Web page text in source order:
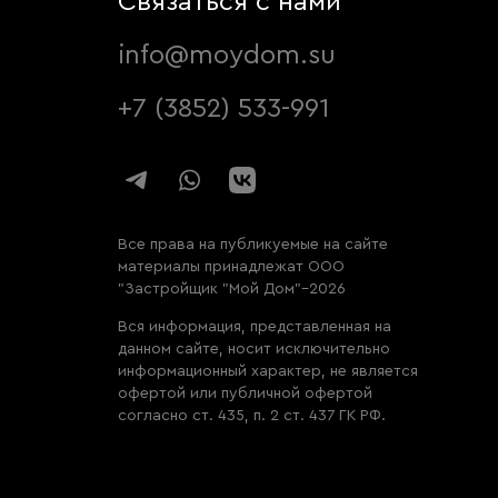
info@moydom.su
+7 (3852) 533-991
Все права на публикуемые на сайте
материалы принадлежат ООО
"Застройщик "Мой Дом"–2026
Вся информация, представленная на
данном сайте, носит исключительно
информационный характер, не является
офертой или публичной офертой
согласно ст. 435, п. 2 ст. 437 ГК РФ.